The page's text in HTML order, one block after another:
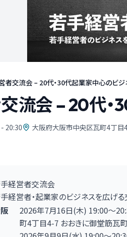
者交流会 – 20代・30代起業家中心のビジ
流会 – 20代・
20:30 大阪府大阪市中央区瓦町4丁目
経営者交流会
経営者・起業家のビジネスを広げ
2026年7月16日(木) 19:00〜
町4丁目4-7 おおきに御堂筋瓦